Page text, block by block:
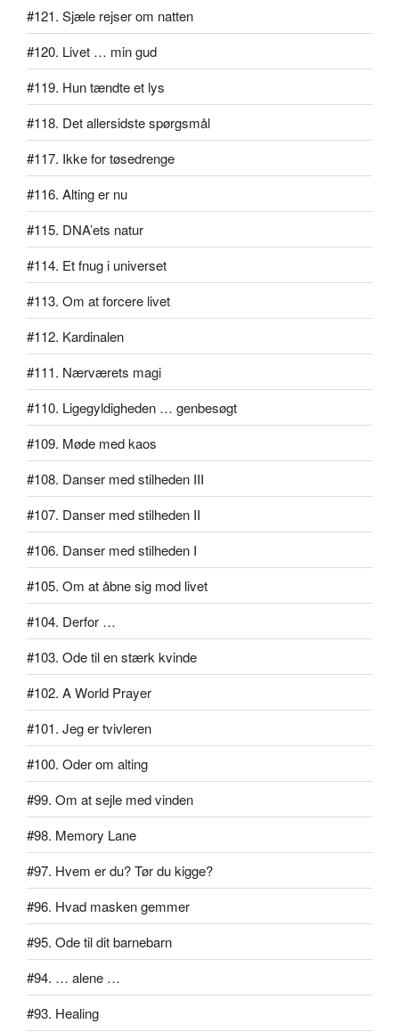
#121. Sjæle rejser om natten
#120. Livet … min gud
#119. Hun tændte et lys
#118. Det allersidste spørgsmål
#117. Ikke for tøsedrenge
#116. Alting er nu
#115. DNA’ets natur
#114. Et fnug i universet
#113. Om at forcere livet
#112. Kardinalen
#111. Nærværets magi
#110. Ligegyldigheden … genbesøgt
#109. Møde med kaos
#108. Danser med stilheden III
#107. Danser med stilheden II
#106. Danser med stilheden I
#105. Om at åbne sig mod livet
#104. Derfor …
#103. Ode til en stærk kvinde
#102. A World Prayer
#101. Jeg er tvivleren
#100. Oder om alting
#99. Om at sejle med vinden
#98. Memory Lane
#97. Hvem er du? Tør du kigge?
#96. Hvad masken gemmer
#95. Ode til dit barnebarn
#94. … alene …
#93. Healing